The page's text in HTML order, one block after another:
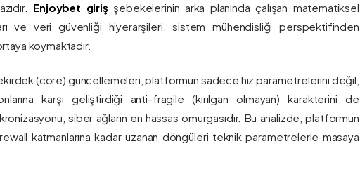
Enjoybet giriş şebekelerinin arka planında çalışan matematiksel
ve veri güvenliği hiyerarşileri, sistem mühendisliği perspektifinden
koymaktadır.
(core) güncellemeleri, platformun sadece hız parametrelerini değil,
karşı geliştirdiği anti-fragile (kırılgan olmayan) karakterini de
siber ağların en hassas omurgasıdır. Bu analizde, platformun
katmanlarına kadar uzanan döngüleri teknik parametrelerle masaya